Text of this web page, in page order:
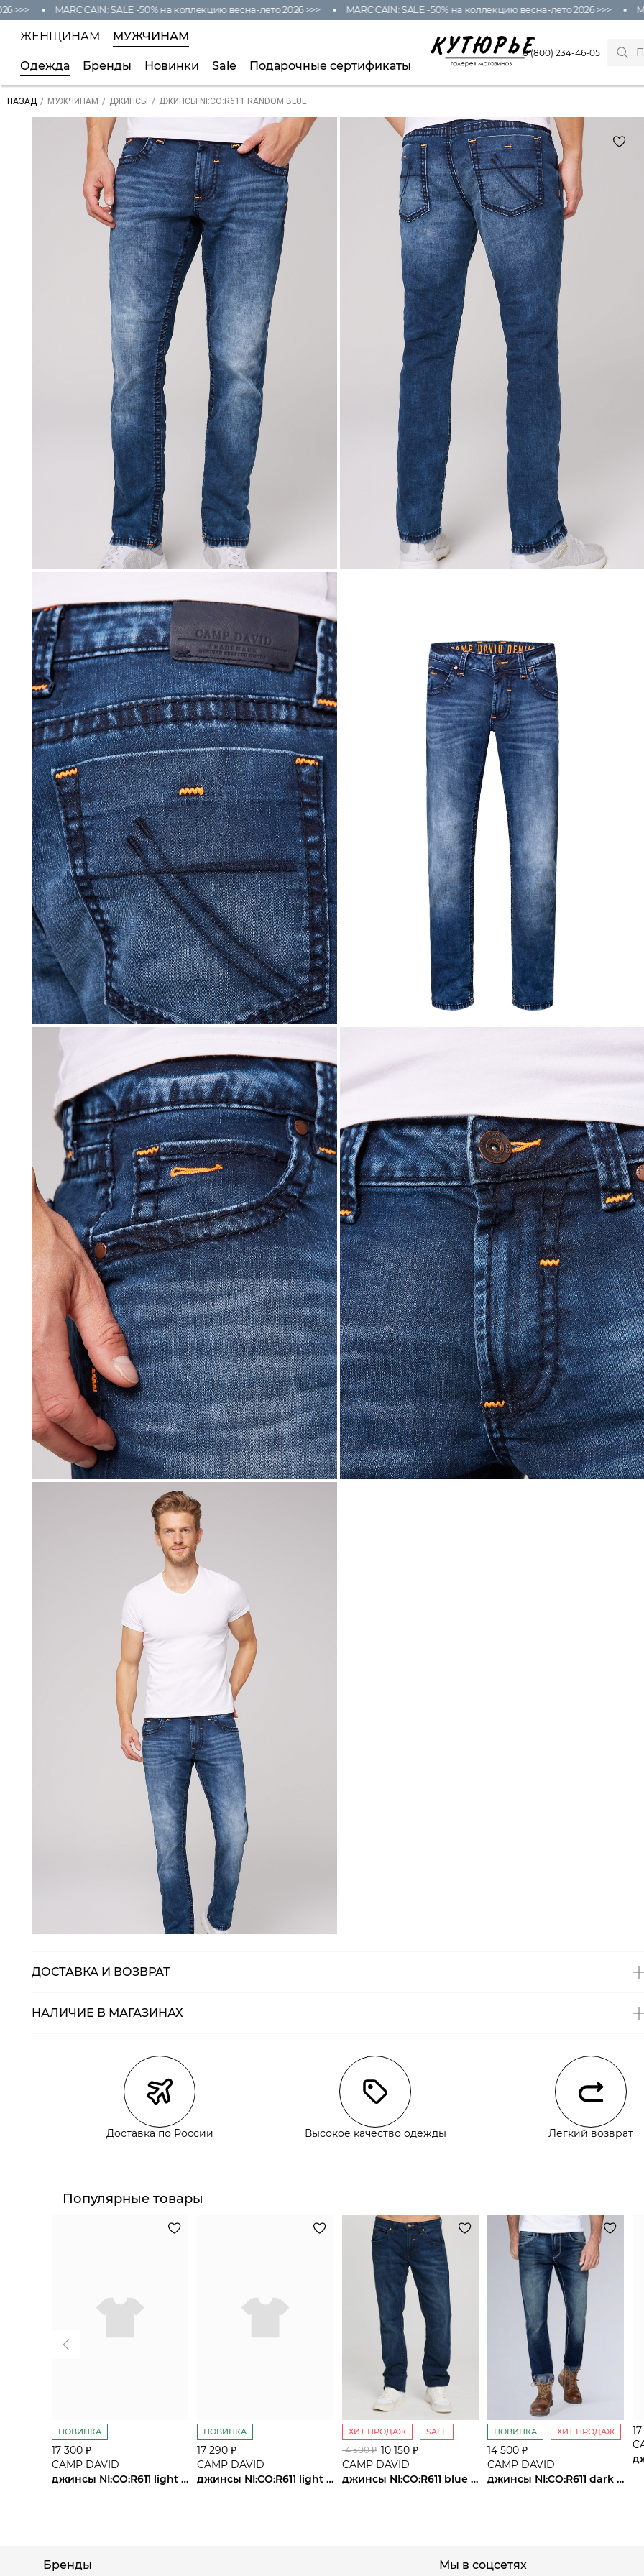
MARC CAIN: SALE -50% на коллекцию весна-лето 2026 >>> MARC CAIN: SALE -50% на коллекцию весна-лето 2026 >>>
ЖЕНЩИНАМ МУЖЧИНАМ
Одежда Бренды Новинки Sale Подарочные сертификаты
8 (800) 234-46-05
НАЗАД / МУЖЧИНАМ / ДЖИНСЫ / ДЖИНСЫ NI:CO:R611 RANDOM BLUE
ДОСТАВКА И ВОЗВРАТ
Курьерская доставка СДЭК
Самовывоз из пункта выдачи СДЭК
Самовывоз из наших магазинов
сайте СДЭК
НАЛИЧИЕ В МАГАЗИНАХ
Доставка по России Высокое качество одежды Легкий возврат
Популярные товары
НОВИНКА
17 300 ₽
CAMP DAVID
джинсы NI:CO:R611 light blue used
НОВИНКА
17 290 ₽
CAMP DAVID
джинсы NI:CO:R611 light blue jogg
ХИТ ПРОДАЖ SALE
14 500 ₽ 10 150 ₽
CAMP DAVID
джинсы NI:CO:R611 blue black vintage
НОВИНКА ХИТ ПРОДАЖ
14 500 ₽
CAMP DAVID
джинсы NI:CO:R611 dark used
Бренды Мы в соцсетях